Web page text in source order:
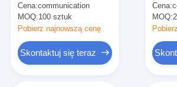
elastycznymi kablami
wstążkowymi
Cena:communication
MOQ:100 sztuk
Pobierz najnowszą cenę
Skontaktuj się teraz
Cena:
MOQ: